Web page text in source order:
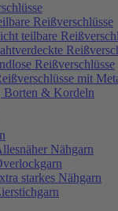
Reißverschlüsse
teilbare
Reißverschlüsse
mit
Borten & Kordeln
Nähgarn
starkes Nähgarn